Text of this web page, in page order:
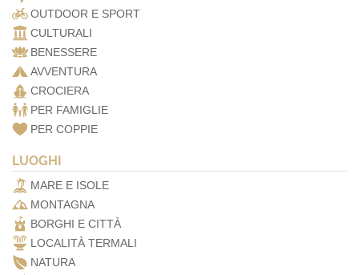
OUTDOOR E SPORT
CULTURALI
BENESSERE
AVVENTURA
CROCIERA
PER FAMIGLIE
PER COPPIE
LUOGHI
MARE E ISOLE
MONTAGNA
BORGHI E CITTÀ
LOCALITÀ TERMALI
NATURA